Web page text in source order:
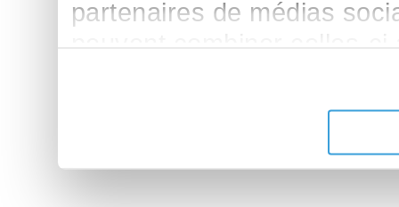
partenaires de médias